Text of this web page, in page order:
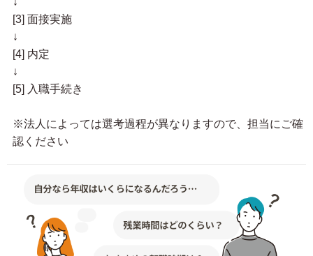
[3] 面接実施
↓
[4] 内定
↓
[5] 入職手続き
※法人によっては選考過程が異なりますので、担当にご確
認ください